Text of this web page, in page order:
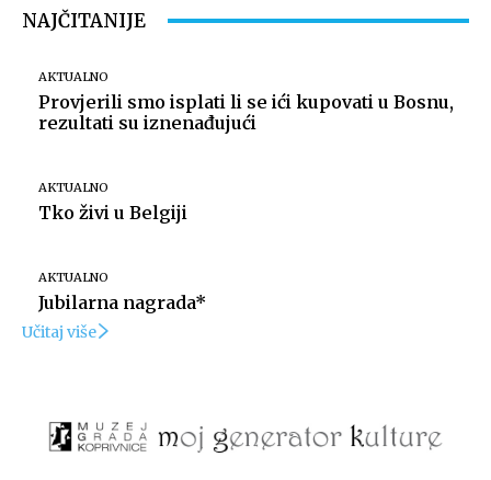
NAJČITANIJE
AKTUALNO
Provjerili smo isplati li se ići kupovati u Bosnu,
rezultati su iznenađujući
AKTUALNO
Tko živi u Belgiji
AKTUALNO
Jubilarna nagrada*
Učitaj više